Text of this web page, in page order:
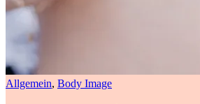
Allgemein, Body Image